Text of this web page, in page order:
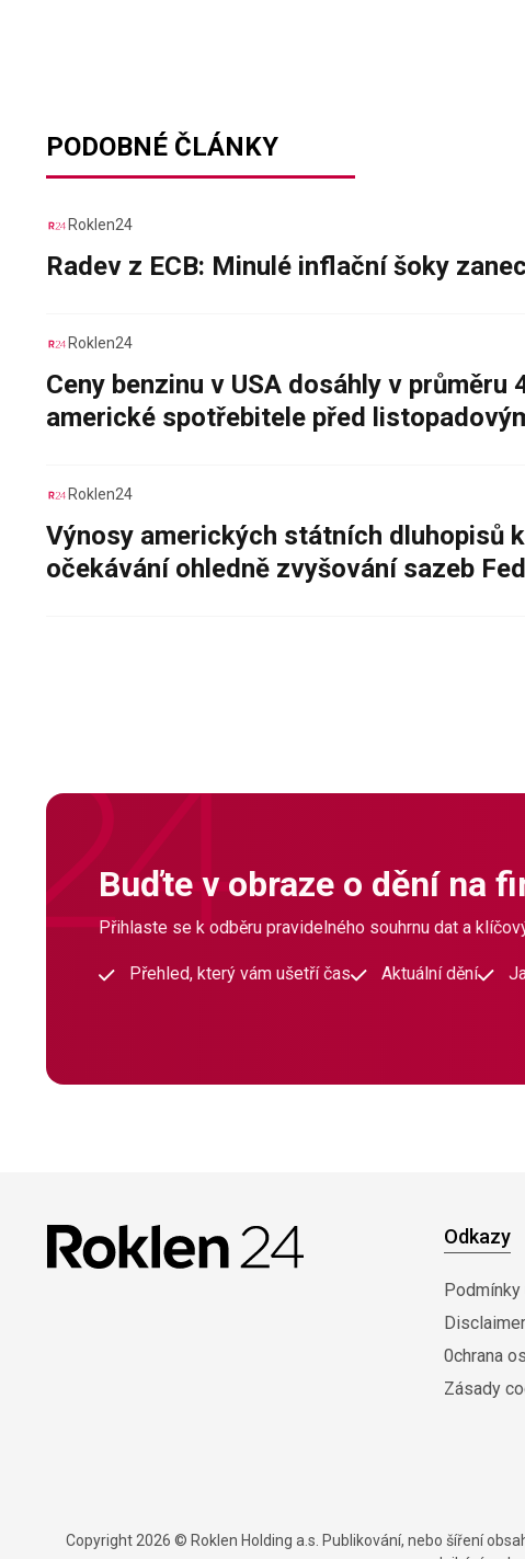
PODOBNÉ ČLÁNKY
Roklen24
Radev z ECB: Minulé inflační šoky
Roklen24
Ceny benzinu v USA dosáhly v
americké spotřebitele před
Roklen24
Výnosy amerických státních dluhopisů
očekávání ohledně zvyšování sazeb
Buďte v obraze o dění na
Přihlaste se k odběru pravidelného souhrnu dat a
Přehled, který vám ušetří čas Aktuální dění
Odkazy
Podmínky
Disclaimer
0chrana
Zásady
Copyright 2026 © Roklen Holding a.s. Publikování, nebo šíření